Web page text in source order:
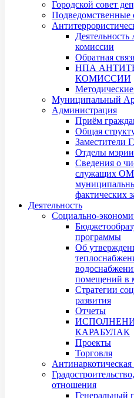
Городской совет
Подведомственные
Деятельность
комиссии
Обратная
НПА
КОМИССИИ
Муниципальный
Администрация
Приём
Общая
Заместители
Отделы мэрии
Сведения о
служащих
фактических
Деятельность
Социально-
программы
Об
помещений в
Стратегии
развития
Отчеты
КАРАБУЛАК
Проекты
Торговля
отношения
Генеральный